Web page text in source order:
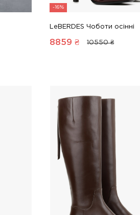
-16%
LeBERDES Чоботи осінні
8859 ₴ 10550 ₴